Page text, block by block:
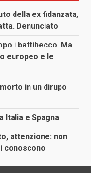
della ex fidanzata,
Denunciato
i battibecco. Ma
europeo e le
in un dirupo
Italia e Spagna
attenzione: non
conoscono